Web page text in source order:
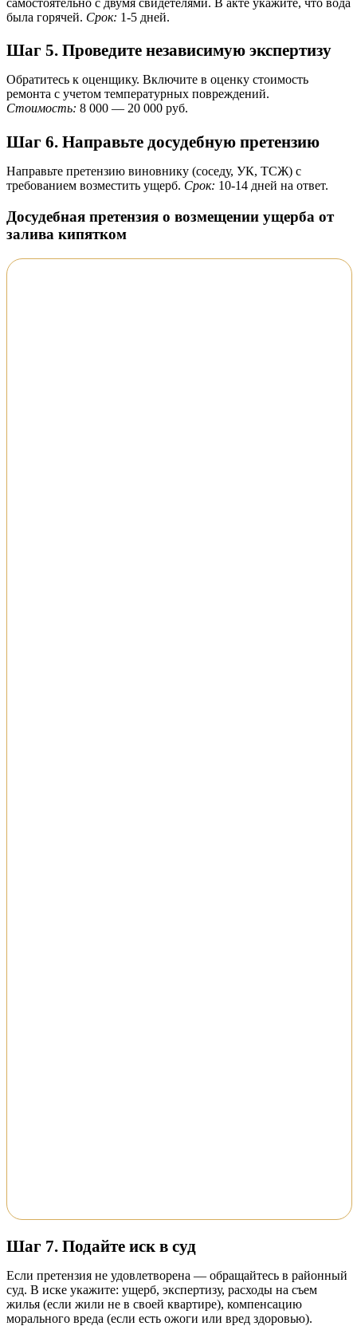
была горячей. Срок: 1-5 дней.
Шаг 5. Проведите независимую экспертизу
Обратитесь к оценщику. Включите в оценку стоимость
ремонта с учетом температурных повреждений.
Стоимость: 8 000 — 20 000 руб.
Шаг 6. Направьте досудебную претензию
Направьте претензию виновнику (соседу, УК, ТСЖ) с
требованием возместить ущерб. Срок: 10-14 дней на ответ.
Досудебная претензия о возмещении ущерба от
залива кипятком
Шаг 7. Подайте иск в суд
Если претензия не удовлетворена — обращайтесь в районный
суд. В иске укажите: ущерб, экспертизу, расходы на съем
жилья (если жили не в своей квартире), компенсацию
морального вреда (если есть ожоги или вред здоровью).